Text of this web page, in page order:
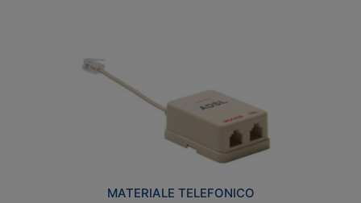
MATERIALE TELEFONICO